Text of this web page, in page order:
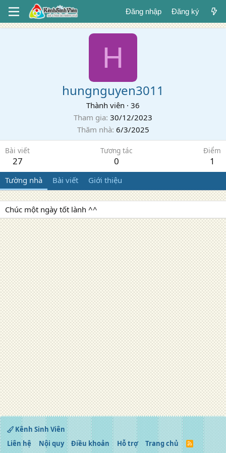
Đăng nhập Đăng ký
H
hungnguyen3011
Thành viên · 36
Tham gia 30/12/2023
Thăm nhà 6/3/2025
Bài viết
27
Tương tác
0
Điểm
1
Tường nhà Bài viết Giới thiệu
Chúc một ngày tốt lành ^^
Kênh Sinh Viên
Liên hệ
Nội quy Điều khoản Hỗ trợ Trang chủ
R